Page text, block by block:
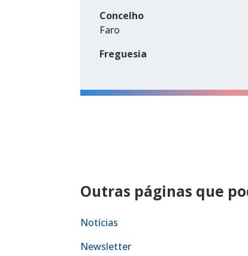
Concelho
Faro
Freguesia
Outras páginas que
Notícias
Newsletter